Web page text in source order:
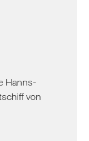
Hanns-
von